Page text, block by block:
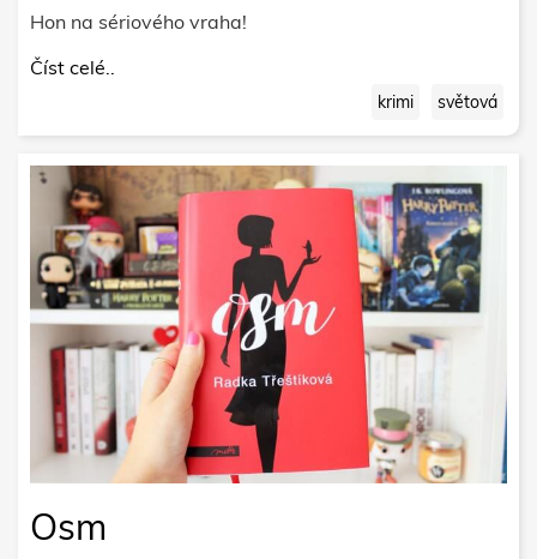
Hon na sériového vraha!
Číst celé..
krimi světová
Osm